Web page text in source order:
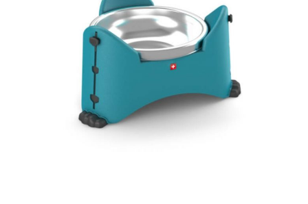
Оформление заказа